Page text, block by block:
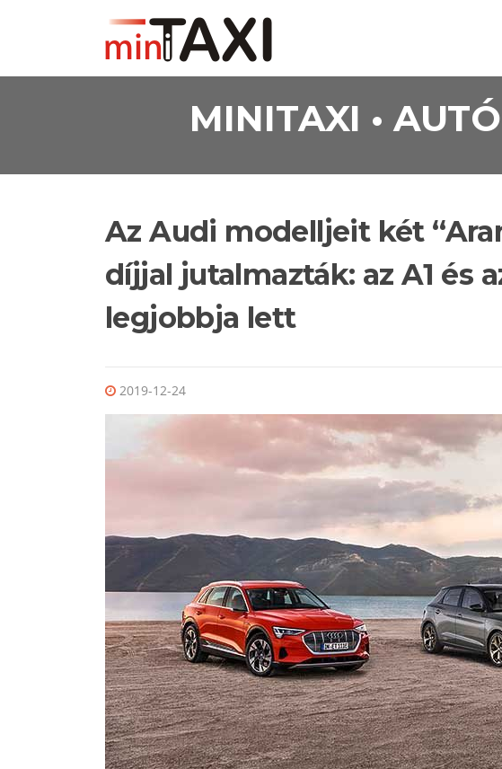
MINITAXI •
Az Audi modelljeit két
díjjal jutalmazták: az A1 és
legjobbja lett
2019-12-24